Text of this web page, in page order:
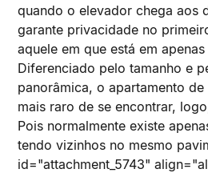
quando o elevador chega aos
garante privacidade no
aquele em que está em
Diferenciado pelo tamanho e
panorâmica, o apartamento
mais raro de se encontrar,
Pois normalmente existe
tendo vizinhos no mesmo
id="attachment_5743"